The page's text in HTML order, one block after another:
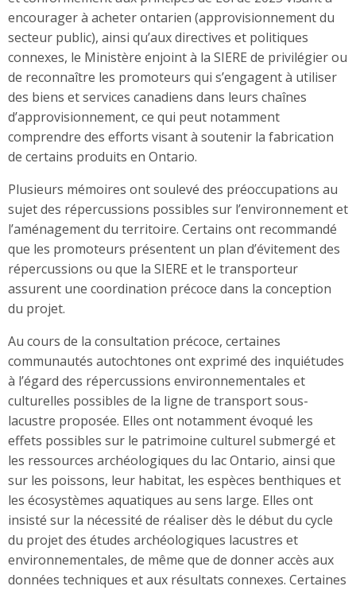
encourager à acheter ontarien (approvisionnement du
secteur public), ainsi qu’aux directives et politiques
connexes, le Ministère enjoint à la SIERE de privilégier ou
de reconnaître les promoteurs qui s’engagent à utiliser
des biens et services canadiens dans leurs chaînes
d’approvisionnement, ce qui peut notamment
comprendre des efforts visant à soutenir la fabrication
de certains produits en Ontario.
Plusieurs mémoires ont soulevé des préoccupations au
sujet des répercussions possibles sur l’environnement et
l’aménagement du territoire. Certains ont recommandé
que les promoteurs présentent un plan d’évitement des
répercussions ou que la SIERE et le transporteur
assurent une coordination précoce dans la conception
du projet.
Au cours de la consultation précoce, certaines
communautés autochtones ont exprimé des inquiétudes
à l’égard des répercussions environnementales et
culturelles possibles de la ligne de transport sous-
lacustre proposée. Elles ont notamment évoqué les
effets possibles sur le patrimoine culturel submergé et
les ressources archéologiques du lac Ontario, ainsi que
sur les poissons, leur habitat, les espèces benthiques et
les écosystèmes aquatiques au sens large. Elles ont
insisté sur la nécessité de réaliser dès le début du cycle
du projet des études archéologiques lacustres et
environnementales, de même que de donner accès aux
données techniques et aux résultats connexes. Certaines